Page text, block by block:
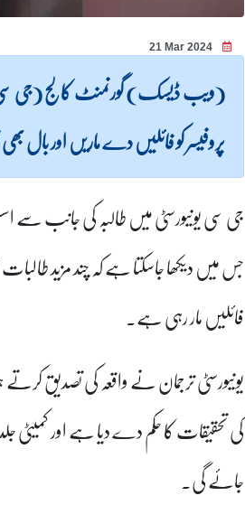
21 Mar 2024
(ویب ڈیسک) گورنمنٹ کالج (جی سی)
پروفیسر کو فائلیں دے ماریں اور بال
جی سی یونیورسٹی میں طالبہ کی جانب سے
جس میں دیکھا جاسکتا ہے کہ چند مزید
فائلیں مار رہی ہے۔
یونیورسٹی ترجمان نے واقعہ کی تصدیق
کی تحقیقات کا حکم دے دیا ہے اور کمیٹی
جائے گی۔